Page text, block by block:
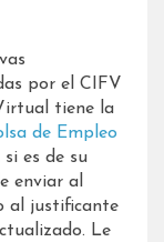
por el CIFV
tiene la
de Empleo
es de su
enviar al
al justificante
Le